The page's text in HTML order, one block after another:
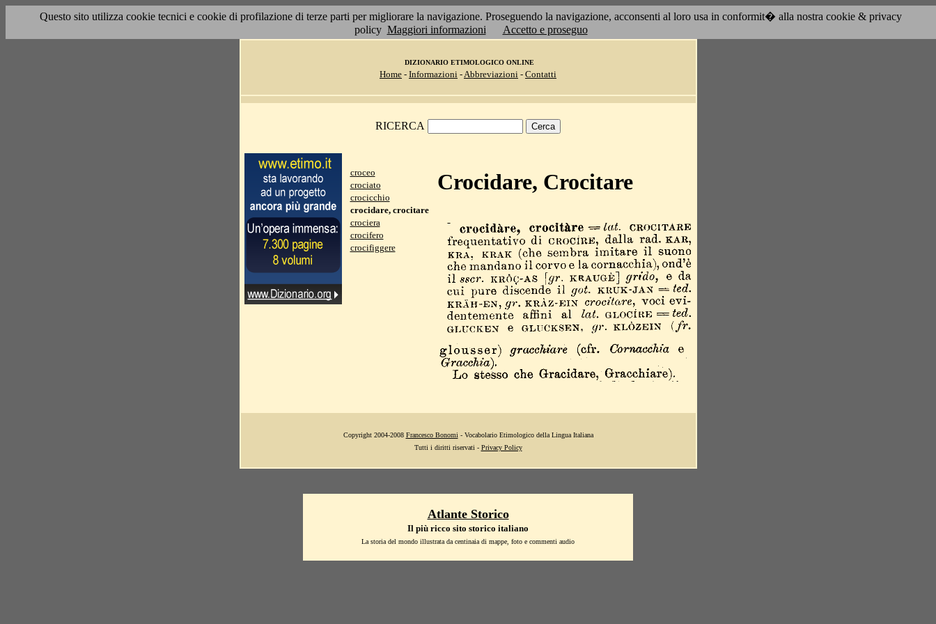
Questo sito utilizza cookie tecnici e cookie di profilazione di terze parti per migliorare la navigazione. Proseguendo la navigazione, acconsenti al loro usa in conformit� alla nostra cookie & privacy
policy Maggiori informazioni Accetto e proseguo
DIZIONARIO ETIMOLOGICO ONLINE
Home - Informazioni -Abbreviazioni - Contatti
RICERCA
croceo
crociato
crocicchio
crocidare, crocitare
crociera
crocifero
crocifiggere
Crocidare, Crocitare
Copyright 2004-2008 Francesco Bonomi - Vocabolario Etimologico della Lingua Italiana
Tutti i diritti riservati - Privacy Policy
Atlante Storico
Il più ricco sito storico italiano
La storia del mondo illustrata da centinaia di mappe, foto e commenti audio